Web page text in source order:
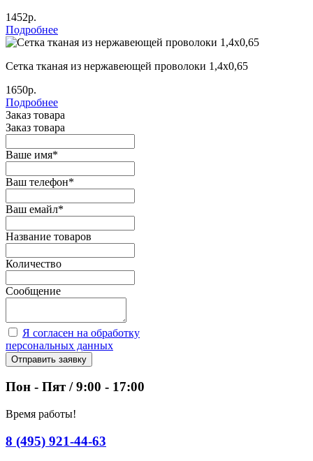
1452р.
Подробнее
Сетка тканая из нержавеющей проволоки 1,4х0,65
1650р.
Подробнее
Заказ товара
Заказ товара
Ваше имя*
Ваш телефон*
Ваш емайл*
Название товаров
Количество
Сообщение
Я согласен на обработку
персональных данных
Отправить заявку
Пон - Пят / 9:00 - 17:00
Время работы!
8 (495) 921-44-63